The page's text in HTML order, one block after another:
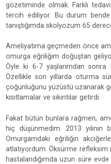
gözetiminde olmak. Farklı
tercih ediliyor. Bu durum
tanıştığımda skolyozum 65
Ameliyatıma geçmeden önce
omurga eğriliğim doğuştan
Öyle ki 6-7 yaşlarımdan
Özellikle son yıllarda oturma
çoğunluğunu yüzüstü uzanarak
kısıtlamalar ve sıkıntılar getirdi.
Fakat bütün bunlara rağmen,
hiç düşünmedim. 2013
Omurgamdaki eğriliğin
atlatıyordum. Öksürme refleksim
hastalandığımda uzun süre